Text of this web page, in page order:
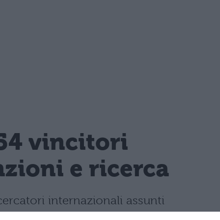
vincitori
e ricerca
internazionali assunti